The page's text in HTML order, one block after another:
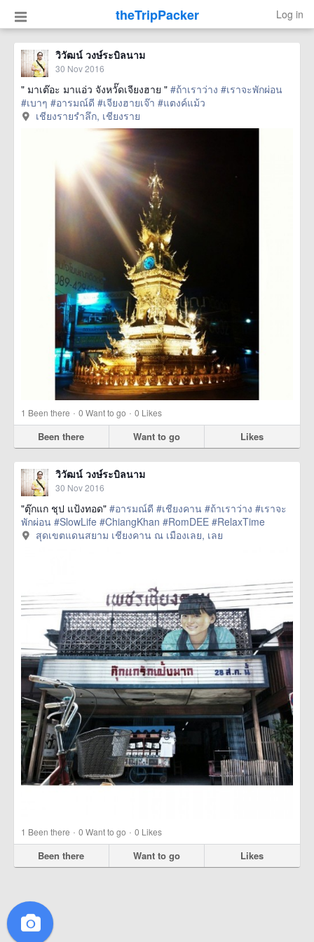
theTripPacker Log in
วิวัฒน์ วงษ์ระบิลนาม
30 Nov 2016
" มาเต๊อะ มาแอ่ว จังหวั๊ดเจียงฮาย " #ถ้าเราว่าง #เราจะพักผ่อน
#เบาๆ #อารมณ์ดี #เจียงฮายเจ๊า #แตงค์แม้ว
เชียงรายรำลึก, เชียงราย
1 Been there · 0 Want to go · 0 Likes
Been there Want to go Likes
วิวัฒน์ วงษ์ระบิลนาม
30 Nov 2016
"ตุ๊กแก ชุป แป้งทอด" #อารมณ์ดี #เชียงคาน #ถ้าเราว่าง #เราจะ
พักผ่อน #SlowLife #ChiangKhan #RomDEE #RelaxTime
สุดเขตแดนสยาม เชียงคาน ณ เมืองเลย, เลย
1 Been there · 0 Want to go · 0 Likes
Been there Want to go Likes